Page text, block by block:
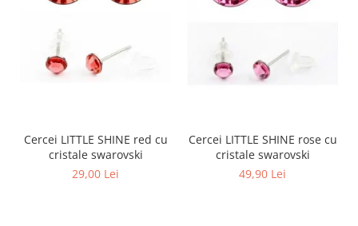
Cercei LITTLE SHINE red cu
cristale swarovski
29,00 Lei
Cercei LITTLE SHINE rose cu
cristale swarovski
49,90 Lei